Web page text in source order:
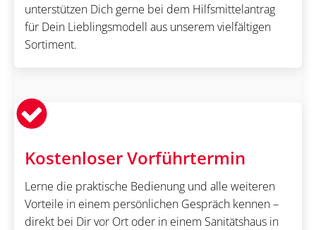
unterstützen Dich gerne bei dem Hilfsmittelantrag
für Dein Lieblingsmodell aus unserem vielfältigen
Sortiment.
Kostenloser Vorführtermin
Lerne die praktische Bedienung und alle weiteren
Vorteile in einem persönlichen Gespräch kennen –
direkt bei Dir vor Ort oder in einem Sanitätshaus in